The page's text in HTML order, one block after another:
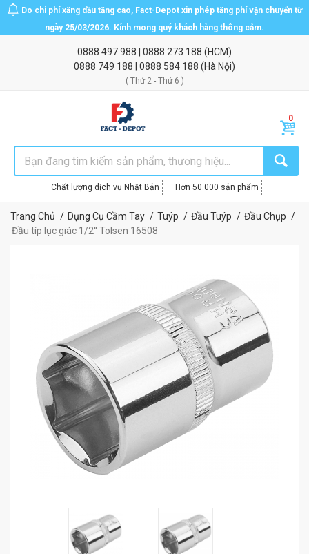
Do chi phí xăng dầu tăng cao, Fact-Depot xin phép tăng phí vận chuyển từ
ngày 25/03/2026. Kính mong quý khách hàng thông cảm.
0888 497 988 0888 273 188 (HCM)
0888 749 188
0888 584 188 (Hà Nội)
( Thứ 2 - Thứ 6 )
Chất lượng dịch vụ Nhật Bản Hơn 50.000 sản phẩm
Trang Chủ Dụng Cụ Cầm Tay Tuýp Đầu Tuýp
Đầu Chụp
Đầu típ lục giác 1/2'' Tolsen 16508